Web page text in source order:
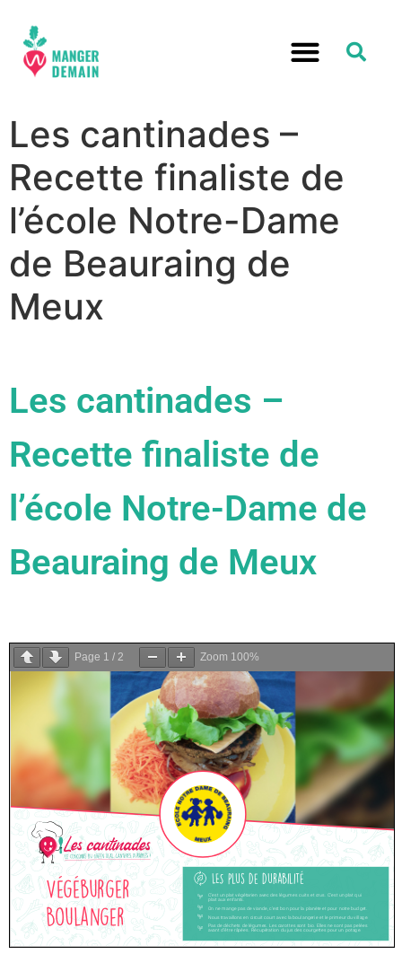
Les cantinades –
Recette finaliste de
l’école Notre-Dame
de Beauraing de
Meux
Les cantinades –
Recette finaliste de
l’école Notre-Dame de
Beauraing de Meux
Page 1 / 2 Zoom 100%